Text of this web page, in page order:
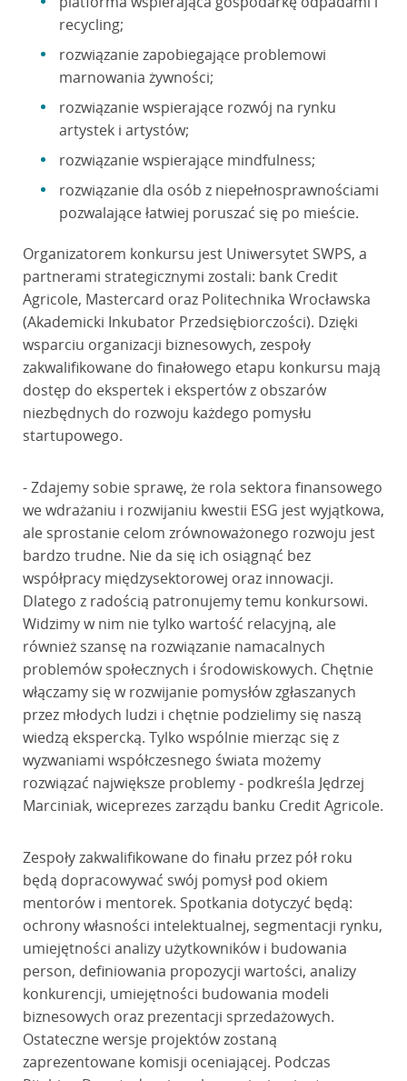
recycling;
rozwiązanie zapobiegające problemowi
marnowania żywności;
rozwiązanie wspierające rozwój na rynku
artystek i artystów;
rozwiązanie wspierające mindfulness;
rozwiązanie dla osób z niepełnosprawnościami
pozwalające łatwiej poruszać się po mieście.
Organizatorem konkursu jest Uniwersytet SWPS, a
partnerami strategicznymi zostali: bank Credit
Agricole, Mastercard oraz Politechnika Wrocławska
(Akademicki Inkubator Przedsiębiorczości). Dzięki
wsparciu organizacji biznesowych, zespoły
zakwalifikowane do finałowego etapu konkursu mają
dostęp do ekspertek i ekspertów z obszarów
niezbędnych do rozwoju każdego pomysłu
startupowego.
- Zdajemy sobie sprawę, że rola sektora finansowego
we wdrażaniu i rozwijaniu kwestii ESG jest wyjątkowa,
ale sprostanie celom zrównoważonego rozwoju jest
bardzo trudne. Nie da się ich osiągnąć bez
współpracy międzysektorowej oraz innowacji.
Dlatego z radością patronujemy temu konkursowi.
Widzimy w nim nie tylko wartość relacyjną, ale
również szansę na rozwiązanie namacalnych
problemów społecznych i środowiskowych. Chętnie
włączamy się w rozwijanie pomysłów zgłaszanych
przez młodych ludzi i chętnie podzielimy się naszą
wiedzą ekspercką. Tylko wspólnie mierząc się z
wyzwaniami współczesnego świata możemy
rozwiązać największe problemy - podkreśla Jędrzej
Marciniak, wiceprezes zarządu banku Credit Agricole.
Zespoły zakwalifikowane do finału przez pół roku
będą dopracowywać swój pomysł pod okiem
mentorów i mentorek. Spotkania dotyczyć będą:
ochrony własności intelektualnej, segmentacji rynku,
umiejętności analizy użytkowników i budowania
person, definiowania propozycji wartości, analizy
konkurencji, umiejętności budowania modeli
biznesowych oraz prezentacji sprzedażowych.
Ostateczne wersje projektów zostaną
zaprezentowane komisji oceniającej. Podczas